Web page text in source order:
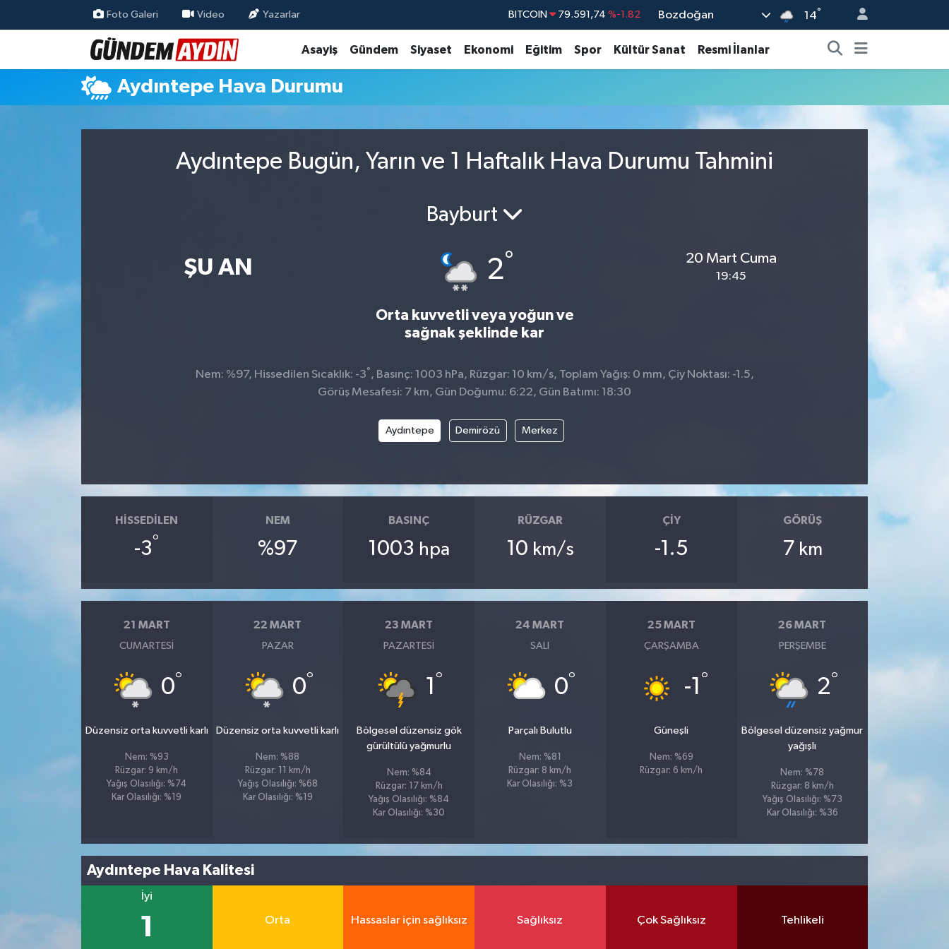
Foto Galeri Video Yazarlar BITCOIN 79.591,74 %-1.82 Bozdoğan 14°
Asayiş Gündem Siyaset Ekonomi Eğitim Spor Kültür Sanat Resmi İlanlar
Aydıntepe Hava Durumu
Aydıntepe Bugün, Yarın ve 1 Haftalık Hava Durumu Tahmini
ŞU AN
Bayburt
2°
Orta kuvvetli veya yoğun ve
sağnak şeklinde kar
20 Mart Cuma
19:45
Nem: %97, Hissedilen Sıcaklık: -3° , Basınç: 1003 hPa, Rüzgar: 10 km/s, Toplam Yağış: 0 mm, Çiy Noktası: -1.5,
Görüş Mesafesi: 7 km, Gün Doğumu: 6:22, Gün Batımı: 18:30
Aydıntepe Demirözü Merkez
HISSEDILEN
-3°
NEM
%97
BASINÇ
1003 hpa
RÜZGAR
10 km/s
ÇIY
-1.5
GÖRÜŞ
7 km
21 MART
CUMARTESI
0°
Düzensiz orta kuvvetli karlı
Nem: %93
Rüzgar: 9 km/h
Yağış Olasılığı: %74
Kar Olasılığı: %19
22 MART
PAZAR
0°
Düzensiz orta kuvvetli karlı
Nem: %88
Rüzgar: 11 km/h
Yağış Olasılığı: %68
Kar Olasılığı: %19
23 MART
PAZARTESI
1 °
Bölgesel düzensiz gök
gürültülü yağmurlu
Nem: %84
Rüzgar: 17 km/h
Yağış Olasılığı: %84
Kar Olasılığı: %30
24 MART
SALI
0°
Parçalı Bulutlu
Nem: %81
Rüzgar: 8 km/h
Kar Olasılığı: %3
25 MART
ÇARŞAMBA
-1 °
Güneşli
Nem: %69
Rüzgar: 6 km/h
26 MART
PERŞEMBE
2°
Bölgesel düzensiz yağmur
yağışlı
Nem: %78
Rüzgar: 8 km/h
Yağış Olasılığı: %73
Kar Olasılığı: %36
Aydıntepe Hava Kalitesi
İyi
1 Orta Hassaslar için sağlıksız Sağlıksız Çok Sağlıksız Tehlikeli
Aydın Nöbetçi Eczaneler
Aydın Hava Durumu
Aydın Trafik Yoğunluk Haritası